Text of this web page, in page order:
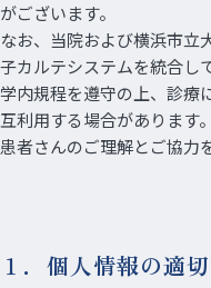
がございます。
なお、当院および横浜市立
子カルテシステムを統合し
学内規程を遵守の上、診療
互利用する場合があります。
患者さんのご理解とご協力
１．個人情報の適